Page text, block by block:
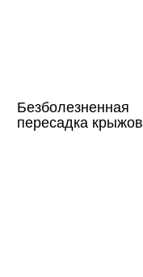
Безболезненная
пересадка